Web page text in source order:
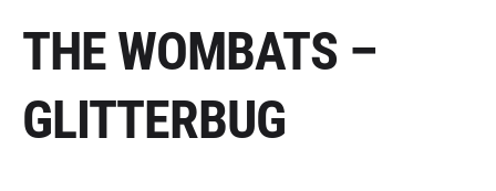
THE WOMBATS –
GLITTERBUG